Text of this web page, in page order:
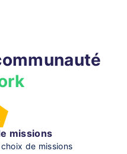
missions
de missions